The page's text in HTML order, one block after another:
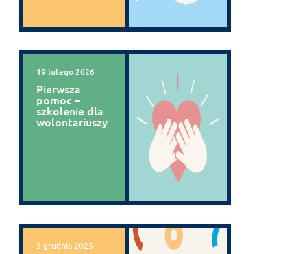
19 lutego 2026
Pierwsza
pomoc –
szkolenie dla
wolontariuszy
5 grudnia 2025